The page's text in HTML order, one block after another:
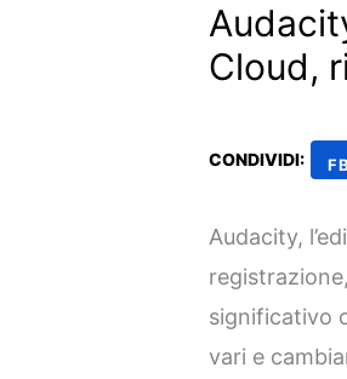
Cloud,
CONDIVIDI: FB
Audacity,
significativo
vari e